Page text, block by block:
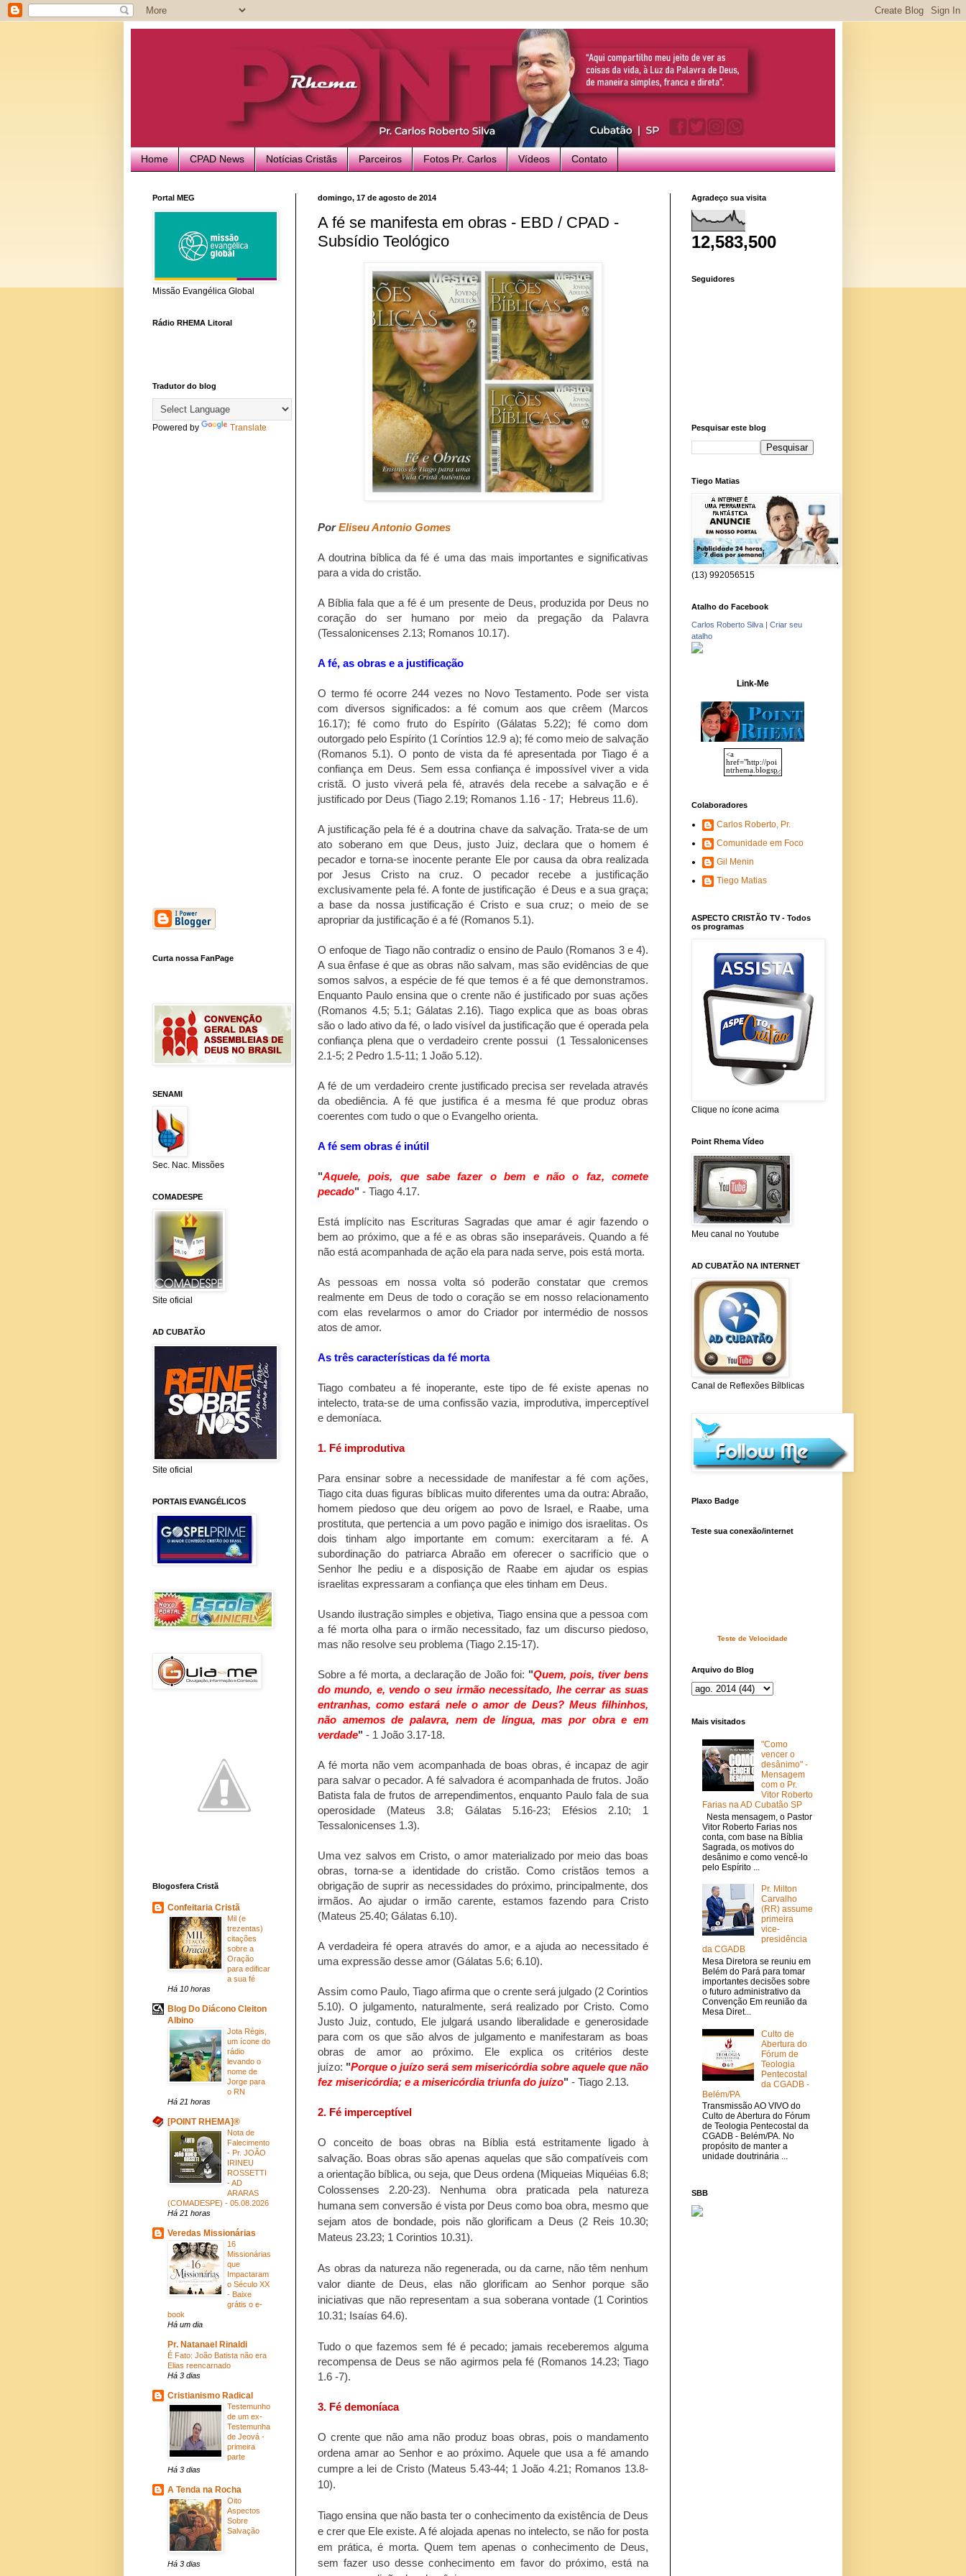
Home CPAD News Notícias Cristãs Parceiros Fotos Pr. Carlos Vídeos Contato
domingo, 17 de agosto de 2014
A fé se manifesta em obras - EBD / CPAD -
Subsídio Teológico
PorEliseu Antonio Gomes
A doutrina bíblica da fé é uma das mais importantes e significativas
para a vida do cristão.
A Bíblia fala que a fé é um presente de Deus, produzida por Deus no
coração do ser humano por meio da pregação da Palavra
(Tessalonicenses 2.13; Romanos 10.17).
A fé, as obras e a justificação
O termo fé ocorre 244 vezes no Novo Testamento. Pode ser vista
com diversos significados: a fé comum aos que crêem (Marcos
16.17); fé como fruto do Espírito (Gálatas 5.22); fé como dom
outorgado pelo Espírito (1 Coríntios 12.9 a); fé como meio de salvação
(Romanos 5.1). O ponto de vista da fé apresentada por Tiago é a
confiança em Deus. Sem essa confiança é impossível viver a vida
cristã. O justo viverá pela fé, através dela recebe a salvação e é
justificado por Deus (Tiago 2.19; Romanos 1.16 - 17; Hebreus 11.6).
A justificação pela fé é a doutrina chave da salvação. Trata-se de um
ato soberano em que Deus, justo Juiz, declara que o homem é
pecador e torna-se inocente perante Ele por causa da obra realizada
por Jesus Cristo na cruz. O pecador recebe a justificação
exclusivamente pela fé. A fonte de justificação é Deus e a sua graça;
a base da nossa justificação é Cristo e sua cruz; o meio de se
apropriar da justificação é a fé (Romanos 5.1).
O enfoque de Tiago não contradiz o ensino de Paulo (Romanos 3 e 4).
A sua ênfase é que as obras não salvam, mas são evidências de que
somos salvos, a espécie de fé que temos é a fé que demonstramos.
Enquanto Paulo ensina que o crente não é justificado por suas ações
(Romanos 4.5; 5.1; Gálatas 2.16). Tiago explica que as boas obras
são o lado ativo da fé, o lado visível da justificação que é operada pela
confiança plena que o verdadeiro crente possui (1 Tessalonicenses
2.1-5; 2 Pedro 1.5-11; 1 João 5.12).
A fé de um verdadeiro crente justificado precisa ser revelada através
da obediência. A fé que justifica é a mesma fé que produz obras
coerentes com tudo o que o Evangelho orienta.
A fé sem obras é inútil
"Aquele, pois, que sabe fazer o bem e não o faz, comete
pecado" - Tiago 4.17.
Está implícito nas Escrituras Sagradas que amar é agir fazendo o
bem ao próximo, que a fé e as obras são inseparáveis. Quando a fé
não está acompanhada de ação ela para nada serve, pois está morta.
As pessoas em nossa volta só poderão constatar que cremos
realmente em Deus de todo o coração se em nosso relacionamento
com elas revelarmos o amor do Criador por intermédio de nossos
atos de amor.
As três características da fé morta
Tiago combateu a fé inoperante, este tipo de fé existe apenas no
intelecto, trata-se de uma confissão vazia, improdutiva, imperceptível
e demoníaca.
1. Fé improdutiva
Para ensinar sobre a necessidade de manifestar a fé com ações,
Tiago cita duas figuras bíblicas muito diferentes uma da outra: Abraão,
homem piedoso que deu origem ao povo de Israel, e Raabe, uma
prostituta, que pertencia a um povo pagão e inimigo dos israelitas. Os
dois tinham algo importante em comum: exercitaram a fé. A
subordinação do patriarca Abraão em oferecer o sacrifício que o
Senhor lhe pediu e a disposição de Raabe em ajudar os espias
israelitas expressaram a confiança que eles tinham em Deus.
Usando ilustração simples e objetiva, Tiago ensina que a pessoa com
a fé morta olha para o irmão necessitado, faz um discurso piedoso,
mas não resolve seu problema (Tiago 2.15-17).
Sobre a fé morta, a declaração de João foi: "Quem, pois, tiver bens
do mundo, e, vendo o seu irmão necessitado, lhe cerrar as suas
entranhas, como estará nele o amor de Deus? Meus filhinhos,
não amemos de palavra, nem de língua, mas por obra e em
verdade" - 1 João 3.17-18.
A fé morta não vem acompanhada de boas obras, é incapaz de agir
para salvar o pecador. A fé salvadora é acompanhada de frutos. João
Batista fala de frutos de arrependimentos, enquanto Paulo fala de sua
operosidade (Mateus 3.8; Gálatas 5.16-23; Efésios 2.10; 1
Tessalonicenses 1.3).
Uma vez salvos em Cristo, o amor materializado por meio das boas
obras, torna-se a identidade do cristão. Como cristãos temos a
obrigação de suprir as necessidades do próximo, principalmente, dos
irmãos. Ao ajudar o irmão carente, estamos fazendo para Cristo
(Mateus 25.40; Gálatas 6.10).
A verdadeira fé opera através do amor, e a ajuda ao necessitado é
uma expressão desse amor (Gálatas 5.6; 6.10).
Assim como Paulo, Tiago afirma que o crente será julgado (2 Corintios
5.10). O julgamento, naturalmente, será realizado por Cristo. Como
Justo Juiz, contudo, Ele julgará usando liberalidade e generosidade
para com os que são alvos de julgamento e manifestaram as boas
obras de amor ao próximo. Ele explica os critérios deste
juízo: "Porque o juízo será sem misericórdia sobre aquele que não
fez misericórdia; e a misericórdia triunfa do juízo" - Tiago 2.13.
2. Fé imperceptível
O conceito de boas obras na Bíblia está estritamente ligado à
salvação. Boas obras são apenas aquelas que são compatíveis com
a orientação bíblica, ou seja, que Deus ordena (Miqueias Miquéias 6.8;
Colossenses 2.20-23). Nenhuma obra praticada pela natureza
humana sem conversão é vista por Deus como boa obra, mesmo que
sejam atos de bondade, pois não glorificam a Deus (2 Reis 10.30;
Mateus 23.23; 1 Corintios 10.31).
As obras da natureza não regenerada, ou da carne, não têm nenhum
valor diante de Deus, elas não glorificam ao Senhor porque são
iniciativas que não representam a sua soberana vontade (1 Corintios
10.31; Isaías 64.6).
Tudo o que fazemos sem fé é pecado; jamais receberemos alguma
recompensa de Deus se não agirmos pela fé (Romanos 14.23; Tiago
1.6 -7).
3. Fé demoníaca
O crente que não ama não produz boas obras, pois o mandamento
ordena amar ao Senhor e ao próximo. Aquele que usa a fé amando
cumpre a lei de Cristo (Mateus 5.43-44; 1 João 4.21; Romanos 13.8-
10).
Tiago ensina que não basta ter o conhecimento da existência de Deus
e crer que Ele existe. A fé alojada apenas no intelecto, se não for posta
em prática, é morta. Quem tem apenas o conhecimento de Deus,
sem fazer uso desse conhecimento em favor do próximo, está na
Portal MEG
Missão Evangélica Global
Rádio RHEMA Litoral
Tradutor do blog
Powered by Translate
Curta nossa FanPage
SENAMI
Sec. Nac. Missões
COMADESPE
Site oficial
AD CUBATÃO
Site oficial
PORTAIS EVANGÉLICOS
Blogosfera Cristã
Confeitaria Cristã
Mil (e
trezentas)
citações
sobre a
Oração
para edificar
a sua fé
Há 10 horas
Blog Do Diácono Cleiton
Albino
Jota Régis,
um ícone do
rádio
levando o
nome de
Jorge para
o RN
Há 21 horas
[POINT RHEMA]®
Nota de
Falecimento
- Pr. JOÃO
IRINEU
ROSSETTI
- AD
ARARAS
(COMADESPE) - 05.08.2026
Há 21 horas
Veredas Missionárias
16
Missionárias
que
Impactaram
o Século XX
- Baixe
grátis o e-
book
Há um dia
Pr. Natanael Rinaldi
É Fato: João Batista não era
Elias reencarnado
Há 3 dias
Cristianismo Radical
Testemunho
de um ex-
Testemunha
de Jeová -
primeira
parte
Há 3 dias
A Tenda na Rocha
Oito
Aspectos
Sobre
Salvação
Há 3 dias
Agradeço sua visita
12,583,500
Seguidores
Pesquisar este blog
Tiego Matias
(13) 992056515
Atalho do Facebook
Carlos Roberto Silva | Criar seu
atalho
Link-Me
Colaboradores
Carlos Roberto, Pr.
Comunidade em Foco
Gil Menin
Tiego Matias
ASPECTO CRISTÃO TV - Todos
os programas
Clique no ícone acima
Point Rhema Vídeo
Meu canal no Youtube
AD CUBATÃO NA INTERNET
Canal de Reflexões Bílblicas
Plaxo Badge
Teste sua conexão/internet
Teste de Velocidade
Arquivo do Blog
Mais visitados
"Como
vencer o
desânimo" -
Mensagem
com o Pr.
Vitor Roberto
Farias na AD Cubatão SP
Nesta mensagem, o Pastor
Vitor Roberto Farias nos
conta, com base na Bíblia
Sagrada, os motivos do
desânimo e como vencê-lo
pelo Espírito ...
Pr. Milton
Carvalho
(RR) assume
primeira
vice-
presidência
da CGADB
Mesa Diretora se reuniu em
Belém do Pará para tomar
importantes decisões sobre
o futuro administrativo da
Convenção Em reunião da
Mesa Diret...
Culto de
Abertura do
Fórum de
Teologia
Pentecostal
da CGADB -
Belém/PA
Transmissão AO VIVO do
Culto de Abertura do Fórum
de Teologia Pentecostal da
CGADB - Belém/PA. No
propósito de manter a
unidade doutrinária ...
SBB